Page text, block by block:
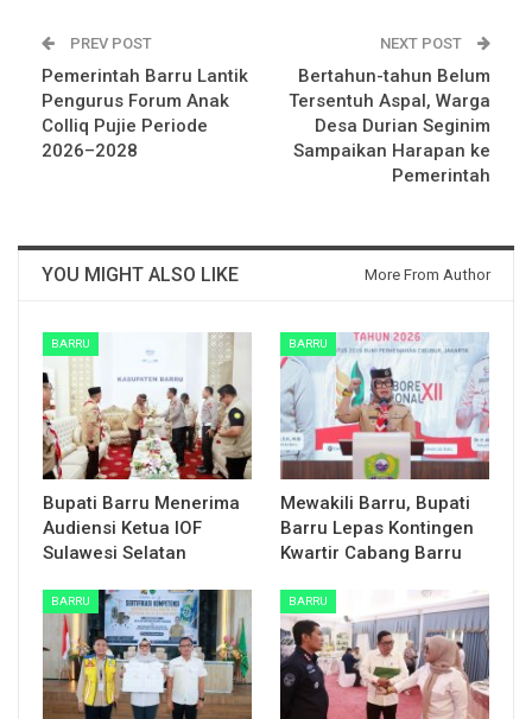
PREV POST
Pemerintah Barru Lantik
Pengurus Forum Anak
Colliq Pujie Periode
2026–2028
NEXT POST
Bertahun-tahun Belum
Tersentuh Aspal, Warga
Desa Durian Seginim
Sampaikan Harapan ke
Pemerintah
YOU MIGHT ALSO LIKE More From Author
BARRU
Bupati Barru Menerima
Audiensi Ketua IOF
Sulawesi Selatan
BARRU
Mewakili Barru, Bupati
Barru Lepas Kontingen
Kwartir Cabang Barru
BARRU BARRU